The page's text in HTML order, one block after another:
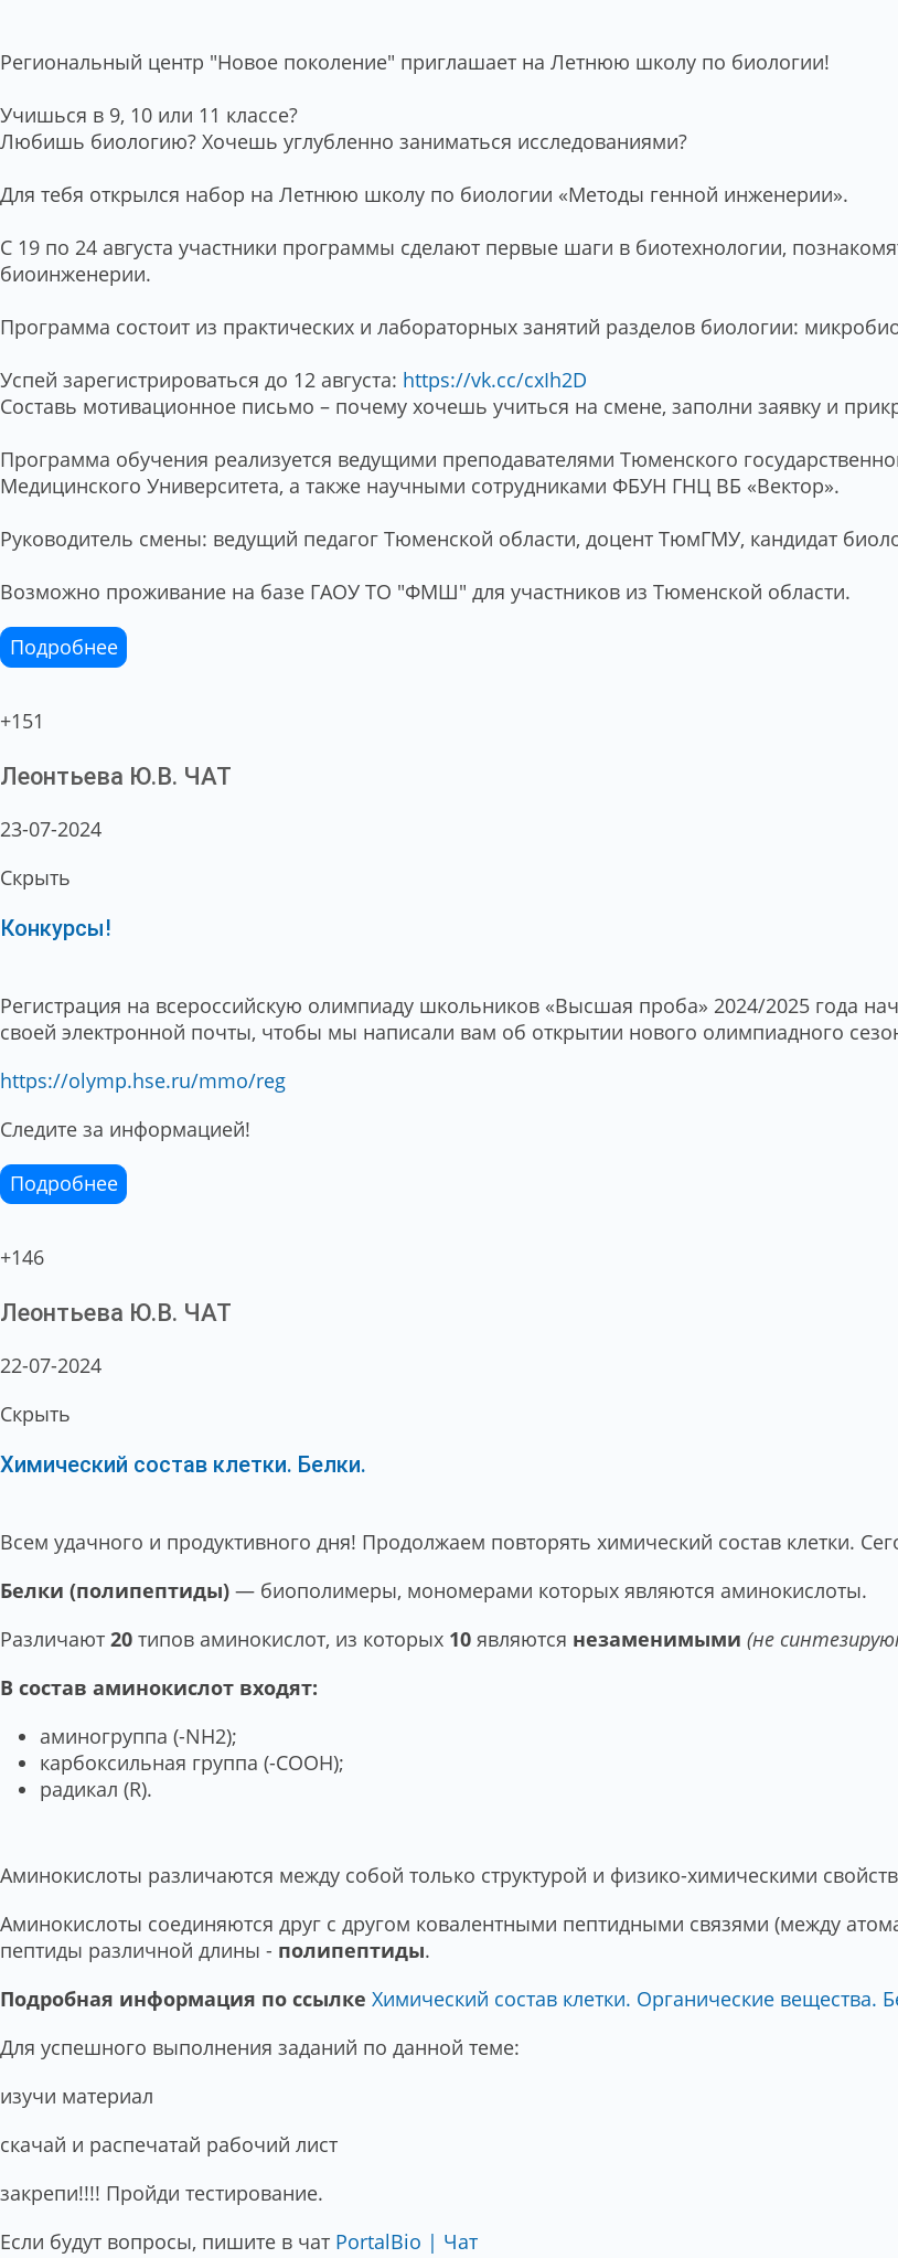
Региональный центр "Новое поколение" приглашает на Летнюю школу по биологии!
Учишься в 9, 10 или 11 классе?
Любишь биологию? Хочешь углубленно заниматься исследованиями?
Для тебя открылся набор на Летнюю школу по биологии «Методы генной инженерии».
С 19 по 24 августа участники программы сделают первые шаги в биотехнологии,
биоинженерии.
Программа состоит из практических и лабораторных занятий разделов биологии:
Успей зарегистрироваться до 12 августа: https://vk.cc/cxIh2D
Составь мотивационное письмо – почему хочешь учиться на смене, заполни заявку и
Программа обучения реализуется ведущими преподавателями Тюменского
Медицинского Университета, а также научными сотрудниками ФБУН ГНЦ ВБ «Вектор».
Руководитель смены: ведущий педагог Тюменской области, доцент ТюмГМУ, кандидат
Возможно проживание на базе ГАОУ ТО "ФМШ" для участников из Тюменской области.
Подробнее
+151
Леонтьева Ю.В. ЧАТ
23-07-2024
Скрыть
Конкурсы!
Регистрация на всероссийскую олимпиаду школьников «Высшая проба» 2024/2025 года
своей электронной почты, чтобы мы написали вам об открытии нового олимпиадного
https://olymp.hse.ru/mmo/reg
Следите за информацией!
Подробнее
+146
Леонтьева Ю.В. ЧАТ
22-07-2024
Скрыть
Химический состав клетки. Белки.
Всем удачного и продуктивного дня! Продолжаем повторять химический состав клетки.
Белки (полипептиды) — биополимеры, мономерами которых являются аминокислоты.
Различают 20 типов аминокислот, из которых 10 являются незаменимыми (не
В состав аминокислот входят:
аминогруппа (-NН2);
карбоксильная группа (-СООН);
радикал (R).
Аминокислоты различаются между собой только структурой и физико-химическими
Аминокислоты соединяются друг с другом ковалентными пептидными связями (между
пептиды различной длины - полипептиды.
Подробная информация по ссылке Химический состав клетки. Органические вещества.
Для успешного выполнения заданий по данной теме:
изучи материал
скачай и распечатай рабочий лист
закрепи!!!! Пройди тестирование.
Если будут вопросы, пишите в чат PortalBio | Чат